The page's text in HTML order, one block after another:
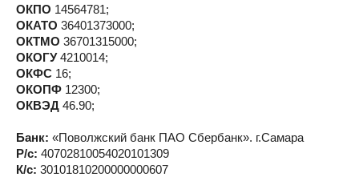
ОКПО 14564781;
ОКАТО 36401373000;
ОКТМО 36701315000;
ОКОГУ4210014;
ОКФС 16;
ОКОПФ 12300;
ОКВЭД 46.90;
Банк: «Поволжский банк ПАО Сбербанк». г.Самара
Р/с: 40702810054020101309
К/с: 30101810200000000607